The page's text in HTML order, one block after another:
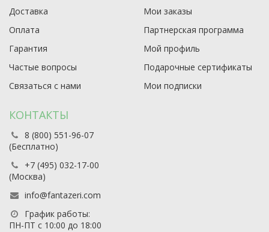
Доставка
Оплата
Гарантия
Частые вопросы
Связаться с нами
Мои заказы
Партнерская программа
Мой профиль
Подарочные сертификаты
Мои подписки
КОНТАКТЫ
8 (800) 551-96-07
(Бесплатно)
+7 (495) 032-17-00
(Москва)
info@fantazeri.com
График работы:
ПН-ПТ с 10:00 до 18:00